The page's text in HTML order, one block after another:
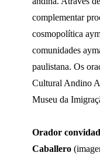
complementar
cosmopolítica
comunidades
paulistana. Os
Cultural Andino
Museu da
Orador
Caballero